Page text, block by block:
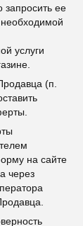
ее
услуги
(п.
на сайте
через